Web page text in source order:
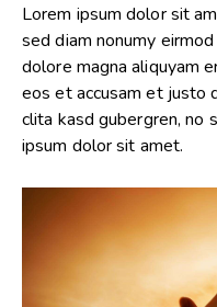
Lorem ipsum dolor sit
sed diam nonumy
dolore magna aliquyam
eos et accusam et justo
clita kasd gubergren, no
ipsum dolor sit amet.